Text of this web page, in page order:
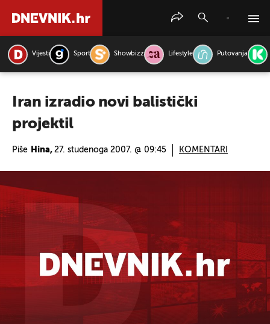
Vijesti Sport Showbizz Lifestyle Putovanja
Iran izradio novi balistički
projektil
Piše Hina, 27. studenoga 2007. @ 09:45 KOMENTARI
PRETRAŽITE VIJESTI